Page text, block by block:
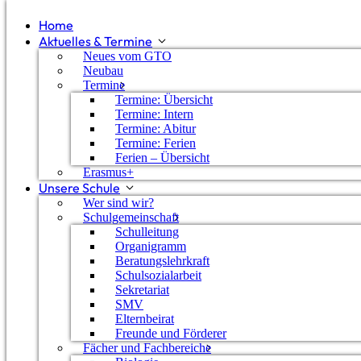
Home
Aktuelles & Termine
Neues vom GTO
Neubau
Termine
Termine: Übersicht
Termine: Intern
Termine: Abitur
Termine: Ferien
Ferien – Übersicht
Erasmus+
Unsere Schule
Wer sind wir?
Schulgemeinschaft
Schulleitung
Organigramm
Beratungslehrkraft
Schulsozialarbeit
Sekretariat
SMV
Elternbeirat
Freunde und Förderer
Fächer und Fachbereiche
Als einzige Schule in Deutschland hat sich das
Nonprofit Initiative“ aus den USA angeschlossen.
ab 14 Jahren weltweit Kenntnisse der
unermessliche Rechenleistung und gelten als
Bereichen der Cybersicherheit, der Medizin,
bis hin zu den Sozial- und Geisteswissenschaften